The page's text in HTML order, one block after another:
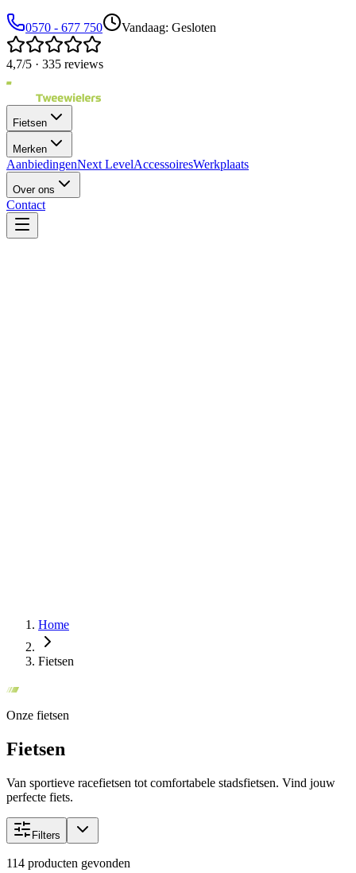
0570 - 677 750 Vandaag: Gesloten
4,7/5 · 335 reviews
Fietsen
Merken
AanbiedingenNext LevelAccessoiresWerkplaats
Over ons
Contact
Home
Fietsen
Onze fietsen
Fietsen
Van sportieve racefietsen tot comfortabele stadsfietsen. Vind jouw
perfecte fiets.
Filters
114 producten gevonden